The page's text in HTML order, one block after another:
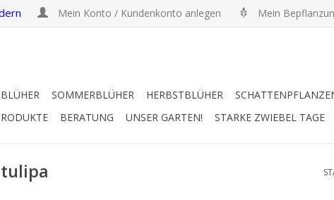
Mein Konto / Kundenkonto anlegen Mein
SOMMERBLÜHER HERBSTBLÜHER
BERATUNG UNSER GARTEN! STARKE ZWIEBEL TAGE